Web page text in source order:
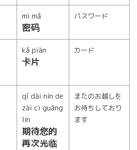
mì mǎ
密码
パスワード
kǎ piàn
卡片
カード
qī dài nín de
zài cì guāng
lín
期待您的
再次光临
またのお越しを
お待ちしており
ます